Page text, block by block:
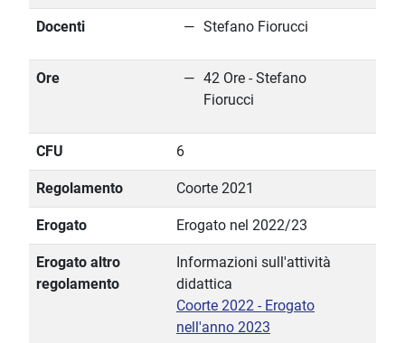
Docenti Stefano Fiorucci
Ore
42 Ore - Stefano
Fiorucci
CFU 6
Regolamento Coorte 2021
Erogato Erogato nel 2022/23
Erogato altro
regolamento
Informazioni sull'attività
didattica
Coorte 2022 - Erogato
nell'anno 2023